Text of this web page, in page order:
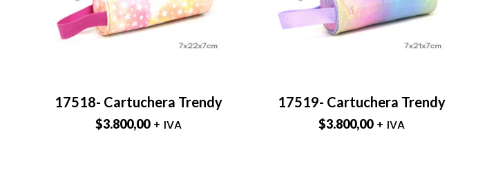
17518- Cartuchera Trendy
$3.800,00 + IVA
17519- Cartuchera Trendy
$3.800,00 + IVA